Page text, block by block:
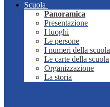
Scuola
Panoramica
Presentazione
I luoghi
Le persone
I numeri della scuola
Le carte della scuola
Organizzazione
La storia